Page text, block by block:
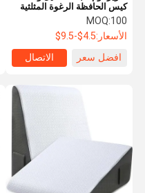
كيس الحافظة الرغوة المثلثية
وسائد على شكل كيس
MOQ:100
الأسعار:4.5$-9.5$
افضل سعر
الاتصال